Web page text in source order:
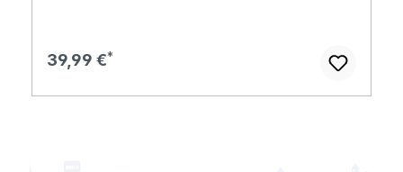
Regulärer Preis:
39,99 €